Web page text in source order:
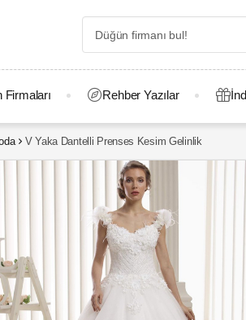
Firmaları Rehber Yazılar
V Yaka Dantelli Prenses Kesim Gelinlik